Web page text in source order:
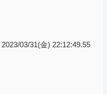
2023/03/31(金) 22:12:49.55